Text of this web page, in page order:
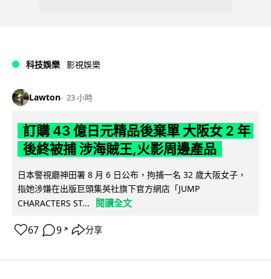
科技娛樂 影視娛樂
Lawton 23 小時
訂購 43 億日元精品後棄單 大阪女 2 年
後終被捕 涉海賊王,火影周邊產品
日本警視廳神田署 8 月 6 日公布，拘捕一名 32 歲大阪女子，
指她涉嫌在出版巨頭集英社旗下官方網店「JUMP
CHARACTERS ST...
閱讀全文
67 9 ↗ 分享